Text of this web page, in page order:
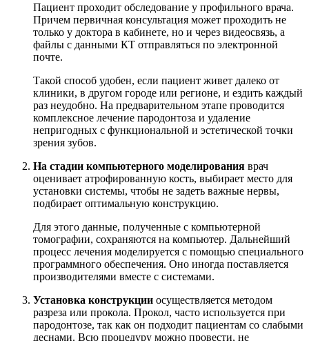
Пациент проходит обследование у профильного врача.
Причем первичная консультация может проходить не
только у доктора в кабинете, но и через видеосвязь, а
файлы с данными КТ отправляться по электронной
почте.
Такой способ удобен, если пациент живет далеко от
клиники, в другом городе или регионе, и ездить каждый
раз неудобно. На предварительном этапе проводится
комплексное лечение пародонтоза и удаление
непригодных с функциональной и эстетической точки
зрения зубов.
На стадии компьютерного моделирования врач
оценивает атрофированную кость, выбирает место для
установки системы, чтобы не задеть важные нервы,
подбирает оптимальную конструкцию.
Для этого данные, полученные с компьютерной
томографии, сохраняются на компьютер. Дальнейший
процесс лечения моделируется с помощью специального
программного обеспечения. Оно иногда поставляется
производителями вместе с системами.
Установка конструкции осуществляется методом
разреза или прокола. Прокол, часто используется при
пародонтозе, так как он подходит пациентам со слабыми
деснами. Всю процедуру можно провести, не